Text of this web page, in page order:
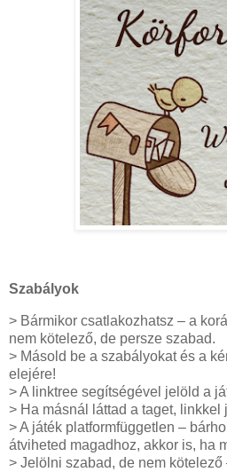
Szabályok
> Bármikor csatlakozhatsz – a
nem kötelező, de persze szabad.
> Másold be a szabályokat és a
elejére!
> A linktree segítségével jelöld a
> Ha másnál láttad a taget, linkkel
> A játék platformfüggetlen –
átviheted magadhoz, akkor is, ha
> Jelölni szabad, de nem